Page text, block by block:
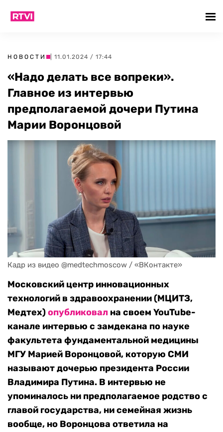
НОВОСТИ | 11.01.2024 / 17:44
«Надо делать все вопреки».
Главное из интервью
предполагаемой дочери Путина
Марии Воронцовой
Кадр из видео @medtechmoscow / «ВКонтакте»
Московский центр инновационных
технологий в здравоохранении (МЦИТЗ,
Медтех)опубликовал на своем YouTube-
канале интервью с замдекана по науке
факультета фундаментальной медицины
МГУ Марией Воронцовой, которую СМИ
называют дочерью президента России
Владимира Путина. В интервью не
упоминалось ни предполагаемое родство с
главой государства, ни семейная жизнь
вообще, но Воронцова ответила на